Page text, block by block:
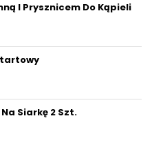
I Prysznicem Do Kąpieli
Siarkę 2 Szt.